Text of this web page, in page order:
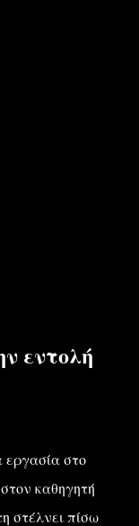
εντολή
εργασία στο
καθηγητή
στέλνει πίσω